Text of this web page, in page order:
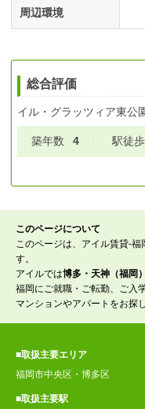
周辺環境
総合評価
イル・グラッツィア東公
築年数 4 駅徒歩
このページについて
このページは、アイル賃貸-
す。
アイルでは博多・天神（福岡
福岡にご就職・ご転勤、ご入
マンションやアパートをお探
■取扱主要エリア
福岡市中央区・博多区
■取扱主要駅